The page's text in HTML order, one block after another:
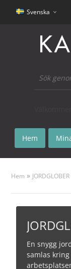
Svenska
Hem
Hem » JORDGLOBER
En snygg
samlas